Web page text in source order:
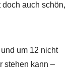
auch schön,
um 12 nicht
stehen kann –